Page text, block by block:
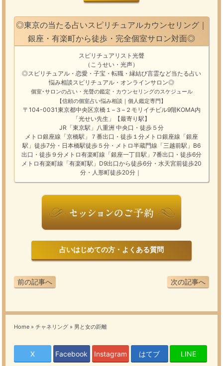
◎東京の当たる占いスピリチュアルカウンセリング｜
銀座・有楽町から徒歩・完全個室サロン対面◎
スピリチュアリスト光聲
（こうせい・光声）
◎スピリチュアル・恋愛・子宝・転職・縁結び言霊など当たる占い
悩み相談スピリチュアル・オンラインサロン◎
個室･サロンの占い・光聲の鑑定・カウンセリングのスケジュール
【信頼の個室占い悩み相談｜個人鑑定専門】
〒104-0031東京都中央区京橋１−３−２モリイチビル9階KOMA内
「光せい先生」【最寄り駅】
JR「東京駅」八重洲 中央口・徒歩５分
メトロ銀座線「京橋駅」７番出口・徒歩１分メトロ銀座線「銀座
駅」徒歩7分・日本橋駅徒歩５分・メトロ半蔵門線「三越前駅」B6
出口・徒歩９分メトロ有楽町線「銀座一丁目駅」7番出口・徒歩6分
メトロ有楽町線「有楽町駅」D9出口から徒歩6分・水天宮前徒歩20
分・人形町徒歩20分｜
占いはじめての方・よくある質問
次の記事へ
前の記事へ
Home » チャネリング » 男と女の距離
X Facebook Instagram はてブ LINE